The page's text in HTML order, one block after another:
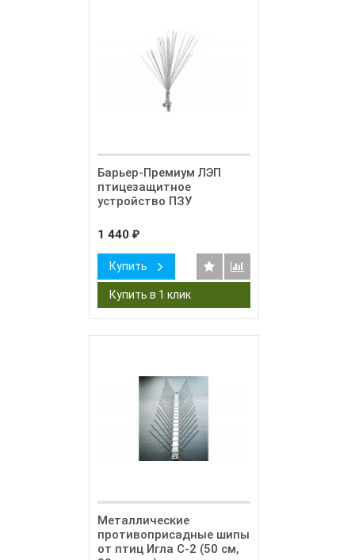
Барьер-Премиум ЛЭП
птицезащитное
устройство ПЗУ
1 440 ₽
Купить
Металлические
противоприсадные шипы
от птиц Игла С-2 (50 см,